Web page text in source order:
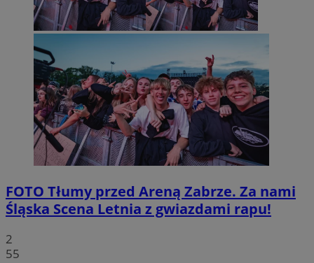
FOTO Tłumy przed Areną Zabrze. Za nami
Śląska Scena Letnia z gwiazdami rapu!
2
55